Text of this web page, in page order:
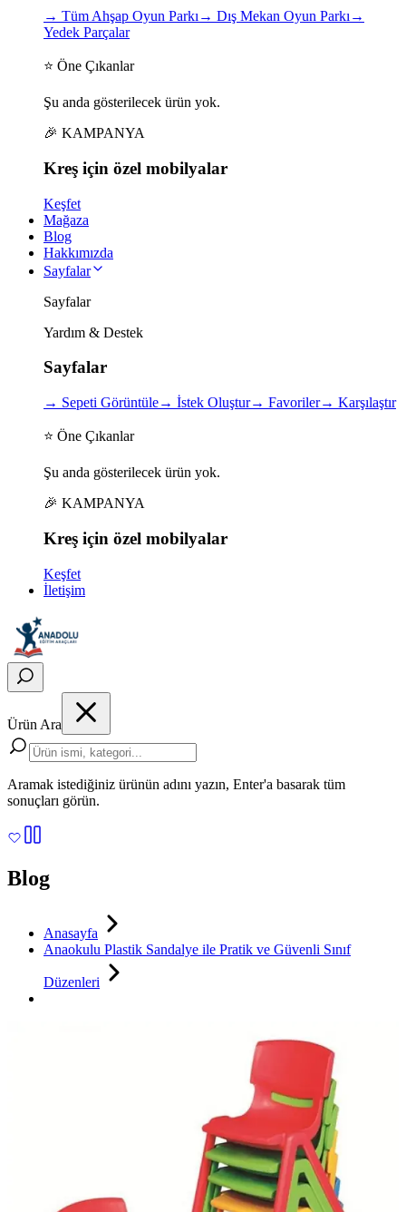
→ Tüm Ahşap Oyun Parkı → Dış Mekan Oyun Parkı →
Yedek Parçalar
⭐ Öne Çıkanlar
Şu anda gösterilecek ürün yok.
🎉 KAMPANYA
Kreş için özel mobilyalar
Keşfet
Mağaza
Blog
Hakkımızda
Sayfalar
Sayfalar
Yardım & Destek
Sayfalar
→ Sepeti Görüntüle→ İstek Oluştur→ Favoriler→ Karşılaştır
⭐ Öne Çıkanlar
Şu anda gösterilecek ürün yok.
🎉 KAMPANYA
Kreş için özel mobilyalar
Keşfet
İletişim
Ürün Ara
Aramak istediğiniz ürünün adını yazın, Enter'a basarak tüm
sonuçları görün.
Blog
Anasayfa
Anaokulu Plastik Sandalye ile Pratik ve Güvenli Sınıf
Düzenleri